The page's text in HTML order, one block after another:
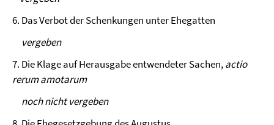
6. Das Verbot der Schenkungen unter Ehegatten
vergeben
7. Die Klage auf Herausgabe entwendeter Sachen,actio
rerum amotarum
noch nicht vergeben